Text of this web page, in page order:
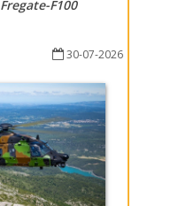
Fregate-F100
30-07-2026